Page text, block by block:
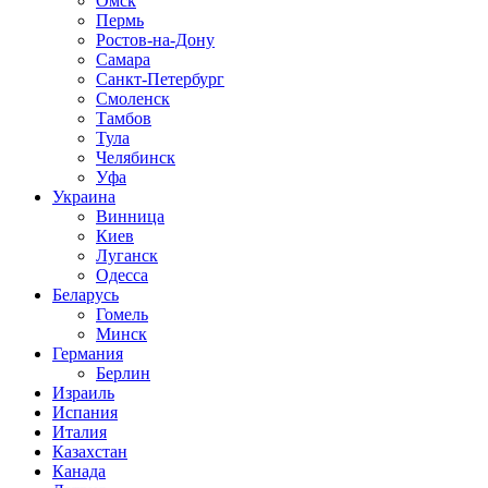
Пермь
Ростов-на-Дону
Самара
Санкт-Петербург
Смоленск
Тамбов
Тула
Челябинск
Уфа
Украина
Винница
Киев
Луганск
Одесса
Беларусь
Гомель
Минск
Германия
Берлин
Израиль
Испания
Италия
Казахстан
Канада